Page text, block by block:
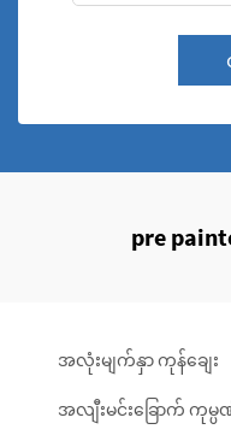
pre
အလုံးမျက်နှာ ကုန်ချေး
အလျီးမင်းခြောက် ကုမ္ပ